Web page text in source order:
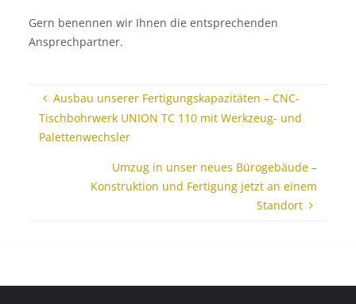
Gern benennen wir Ihnen die entsprechenden
Ansprechpartner.
Ausbau unserer Fertigungskapazitäten – CNC-
Tischbohrwerk UNION TC 110 mit Werkzeug- und
Palettenwechsler
Umzug in unser neues Bürogebäude –
Konstruktion und Fertigung jetzt an einem
Standort